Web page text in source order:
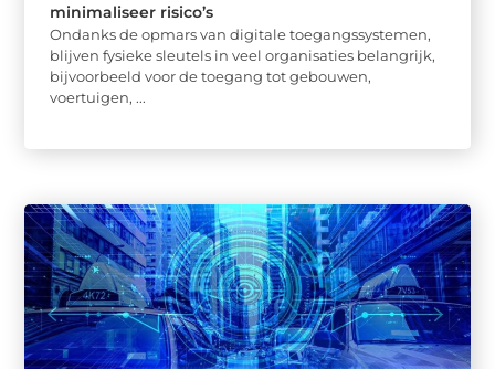
minimaliseer risico’s
Ondanks de opmars van digitale toegangssystemen,
blijven fysieke sleutels in veel organisaties belangrijk,
bijvoorbeeld voor de toegang tot gebouwen,
voertuigen, ...